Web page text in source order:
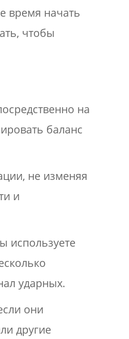
время начать
чтобы
на
баланс
не изменяя
и
используете
ударных.
они
другие